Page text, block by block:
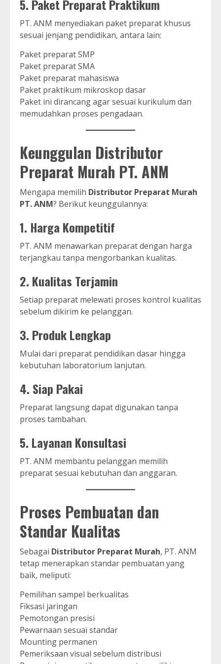
5. Paket Preparat Praktikum
PT. ANM menyediakan paket preparat khusus
sesuai jenjang pendidikan, antara lain:
Paket preparat SMP
Paket preparat SMA
Paket preparat mahasiswa
Paket praktikum mikroskop dasar
Paket ini dirancang agar sesuai kurikulum dan
memudahkan proses pengadaan.
Keunggulan Distributor
Preparat Murah PT. ANM
Mengapa memilih Distributor Preparat Murah
PT. ANM? Berikut keunggulannya:
1. Harga Kompetitif
PT. ANM menawarkan preparat dengan harga
terjangkau tanpa mengorbankan kualitas.
2. Kualitas Terjamin
Setiap preparat melewati proses kontrol kualitas
sebelum dikirim ke pelanggan.
3. Produk Lengkap
Mulai dari preparat pendidikan dasar hingga
kebutuhan laboratorium lanjutan.
4. Siap Pakai
Preparat langsung dapat digunakan tanpa
proses tambahan.
5. Layanan Konsultasi
PT. ANM membantu pelanggan memilih
preparat sesuai kebutuhan dan anggaran.
Proses Pembuatan dan
Standar Kualitas
Sebagai Distributor Preparat Murah, PT. ANM
tetap menerapkan standar pembuatan yang
baik, meliputi:
Pemilihan sampel berkualitas
Fiksasi jaringan
Pemotongan presisi
Pewarnaan sesuai standar
Mounting permanen
Pemeriksaan visual sebelum distribusi